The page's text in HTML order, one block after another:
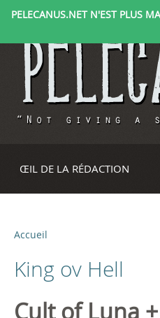
PELECANUS.NET N'EST PLUS
ŒIL DE LA RÉDACTION
V
o
u
Accueil
King ov Hell
Cult of Luna